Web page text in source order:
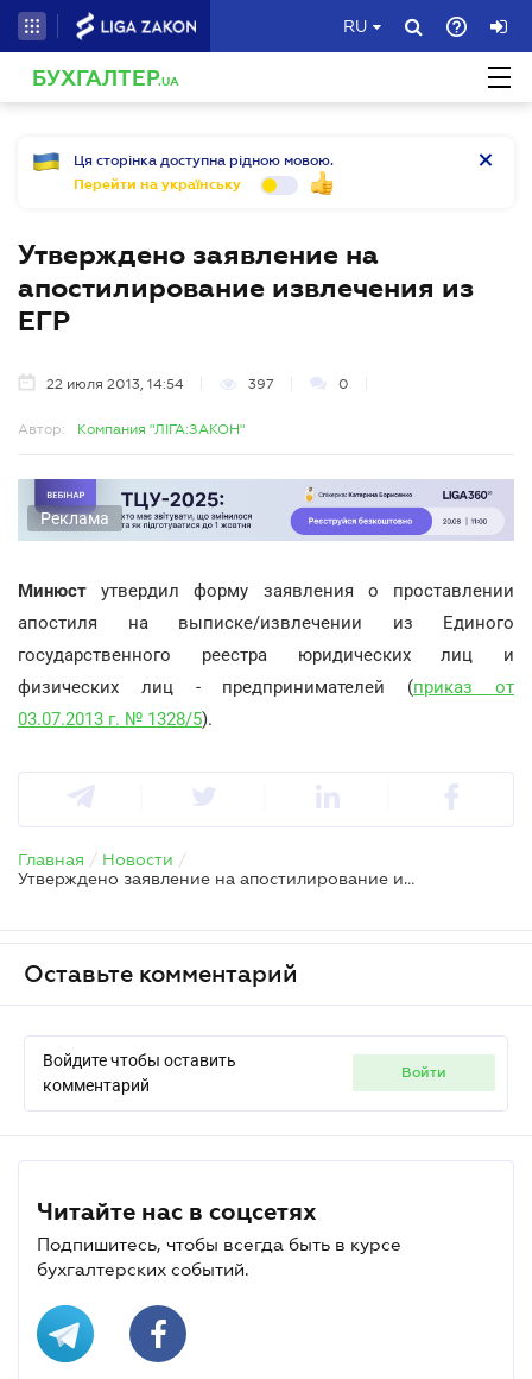
RU
БУХГАЛТЕР.UA
Ця сторінка доступна рідною мовою.
Перейти на українську
Утверждено заявление на
апостилирование извлечения из
ЕГР
22 июля 2013, 14:54 397 0
Автор: Компания "ЛІГА:ЗАКОН"
Реклама
Минюст утвердил форму заявления о проставлении
апостиля на выписке/извлечении из Единого
государственного реестра юридических лиц и
физических лиц - предпринимателей (приказ от
03.07.2013 г. № 1328/5).
Главная / Новости /
Утверждено заявление на апостилирование извлечения из ЕГР
Оставьте комментарий
Войдите чтобы оставить
комментарий
войти
Читайте нас в соцсетях
Подпишитесь, чтобы всегда быть в курсе
бухгалтерских событий.